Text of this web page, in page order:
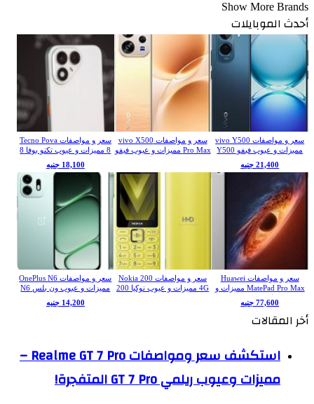
Show More Brands
أحدث الموبايلات
سعر و مواصفات vivo Y500
مميزات و عيوب فيفو Y500
21,400 جنيه
سعر و مواصفات vivo X500
Pro Max مميزات و عيوب فيفو
سعر و مواصفات Tecno Pova
8 مميزات و عيوب تكنو بوفا 8
18,100 جنيه
سعر و مواصفات Huawei
MatePad Pro Max مميزات و
Max
77,600 جنيه
سعر و مواصفات Nokia 200
4G مميزات و عيوب نوكيا 200
سعر و مواصفات OnePlus N6
مميزات و عيوب ون بلس N6
14,200 جنيه
أخر المقالات
استكشف سعر ومواصفات Realme GT 7 Pro –
مميزات وعيوب ريلمي GT 7 Pro المتفجرة!